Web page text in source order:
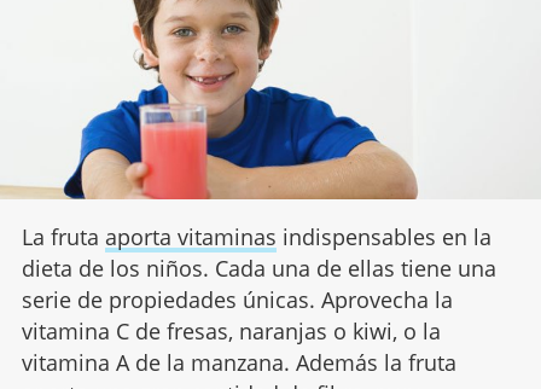
La fruta aporta vitaminas indispensables en la
dieta de los niños. Cada una de ellas tiene una
serie de propiedades únicas. Aprovecha la
vitamina C de fresas, naranjas o kiwi, o la
vitamina A de la manzana. Además la fruta